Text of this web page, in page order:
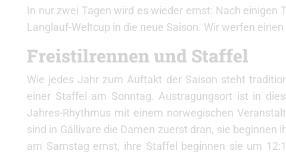
In nur zwei Tagen wird es wieder ernst: Nach
Langlauf-Weltcup in die neue Saison. Wir werfen einen
Freistilrennen und Staffel
Wie jedes Jahr zum Auftakt der Saison steht
einer Staffel am Sonntag. Austragungsort ist in
Jahres-Rhythmus mit einem norwegischen
sind in Gällivare die Damen zuerst dran, sie beginnen
am Samstag ernst, ihre Staffel beginnen sie um